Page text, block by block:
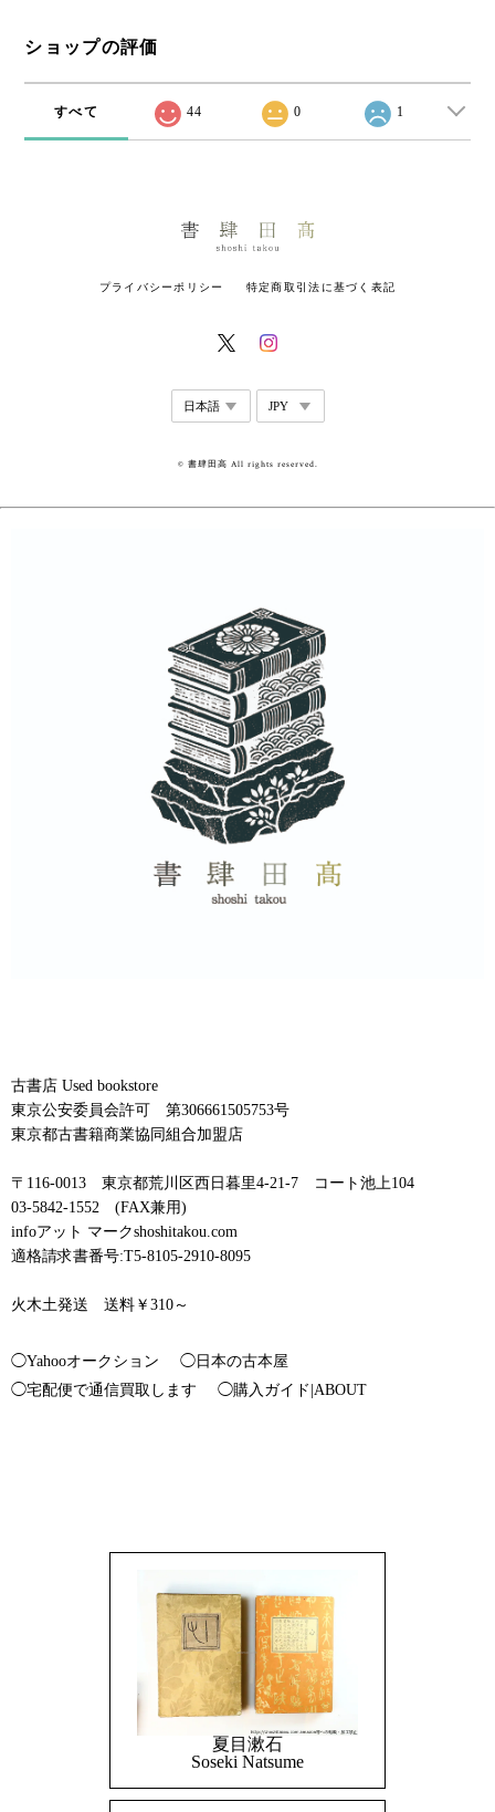
ショップの評価
すべて 44 0 1
プライバシーポリシー 特定商取引法に基づく表記
© 書肆田高 All rights reserved.
古書店 Used bookstore
東京公安委員会許可 第306661505753号
東京都古書籍商業協同組合加盟店
〒116-0013 東京都荒川区西日暮里4-21-7 コート池上104
03-5842-1552 (FAX兼用)
infoアット マークshoshitakou.com
適格請求書番号:T5-8105-2910-8095
火木土発送 送料￥310～
◯Yahooオークション
◯日本の古本屋
◯宅配便で通信買取します
◯購入ガイド|ABOUT
夏目漱石
Soseki Natsume